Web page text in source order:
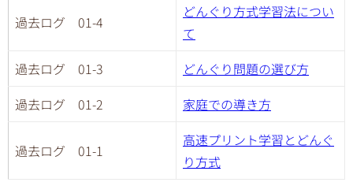
過去ログ 01-4
どんぐり方式学習法につい
て
過去ログ 01-3
どんぐり問題の選び方
過去ログ 01-2
家庭での導き方
過去ログ 01-1
高速プリント学習とどんぐ
り方式